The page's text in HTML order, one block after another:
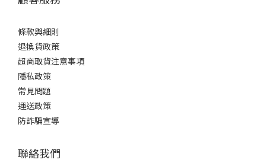
條款與細則
退換貨政策
超商取貨注意事項
隱私政策
常見問題
運送政策
防詐騙宣導
聯絡我們